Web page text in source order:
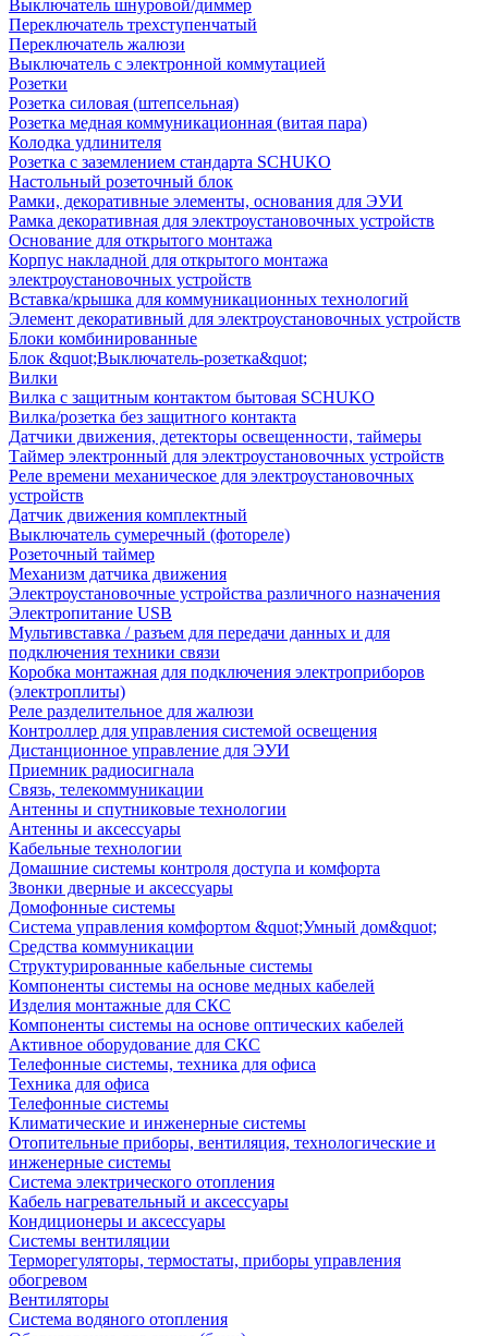
Выключатель шнуровой/диммер
Переключатель трехступенчатый
Переключатель жалюзи
Выключатель с электронной коммутацией
Розетки
Розетка силовая (штепсельная)
Розетка медная коммуникационная (витая пара)
Колодка удлинителя
Розетка с заземлением стандарта SCHUKO
Настольный розеточный блок
Рамки, декоративные элементы, основания для ЭУИ
Рамка декоративная для электроустановочных устройств
Основание для открытого монтажа
Корпус накладной для открытого монтажа
электроустановочных устройств
Вставка/крышка для коммуникационных технологий
Элемент декоративный для электроустановочных устройств
Блоки комбинированные
Блок &quot;Выключатель-розетка&quot;
Вилки
Вилка с защитным контактом бытовая SCHUKO
Вилка/розетка без защитного контакта
Датчики движения, детекторы освещенности, таймеры
Таймер электронный для электроустановочных устройств
Реле времени механическое для электроустановочных
устройств
Датчик движения комплектный
Выключатель сумеречный (фотореле)
Розеточный таймер
Механизм датчика движения
Электроустановочные устройства различного назначения
Электропитание USB
Мультивставка / разъем для передачи данных и для
подключения техники связи
Коробка монтажная для подключения электроприборов
(электроплиты)
Реле разделительное для жалюзи
Контроллер для управления системой освещения
Дистанционное управление для ЭУИ
Приемник радиосигнала
Связь, телекоммуникации
Антенны и спутниковые технологии
Антенны и аксессуары
Кабельные технологии
Домашние системы контроля доступа и комфорта
Звонки дверные и аксессуары
Домофонные системы
Система управления комфортом &quot;Умный дом&quot;
Средства коммуникации
Структурированные кабельные системы
Компоненты системы на основе медных кабелей
Изделия монтажные для СКС
Компоненты системы на основе оптических кабелей
Активное оборудование для СКС
Телефонные системы, техника для офиса
Техника для офиса
Телефонные системы
Климатические и инженерные системы
Отопительные приборы, вентиляция, технологические и
инженерные системы
Система электрического отопления
Кабель нагревательный и аксессуары
Кондиционеры и аксессуары
Системы вентиляции
Терморегуляторы, термостаты, приборы управления
обогревом
Вентиляторы
Система водяного отопления